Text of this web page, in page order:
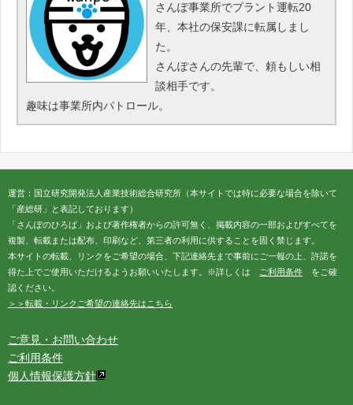
さんぽ事業所でプラント運転20
年、本社の保安課に転属しまし
た。
さんぽさんの先輩で、頼もしい相
談相手です。
趣味は事業所内パトロール。
運営：国立研究開発法人産業技術総合研究所（本サイトでは特に必要な場合を除いて
「産総研」と表記しております）
「さんぽのひろば」および著作権者からの許可無く、掲載内容の一部およびすべてを
複製、転載または配布、印刷など、第三者の利用に供することを固く禁じます。
本サイトの転載、リンクをご希望の場合、下記連絡先まで事前にご一報の上、許諾を
得た上でご使用いただけるようお願いいたします。※詳しくは ご利用条件 をご確
認ください。
＞＞転載・リンクご希望の連絡先はこちら
ご意見・お問い合わせ
ご利用条件
個人情報保護方針